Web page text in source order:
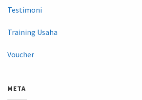
Testimoni
Training Usaha
Voucher
META